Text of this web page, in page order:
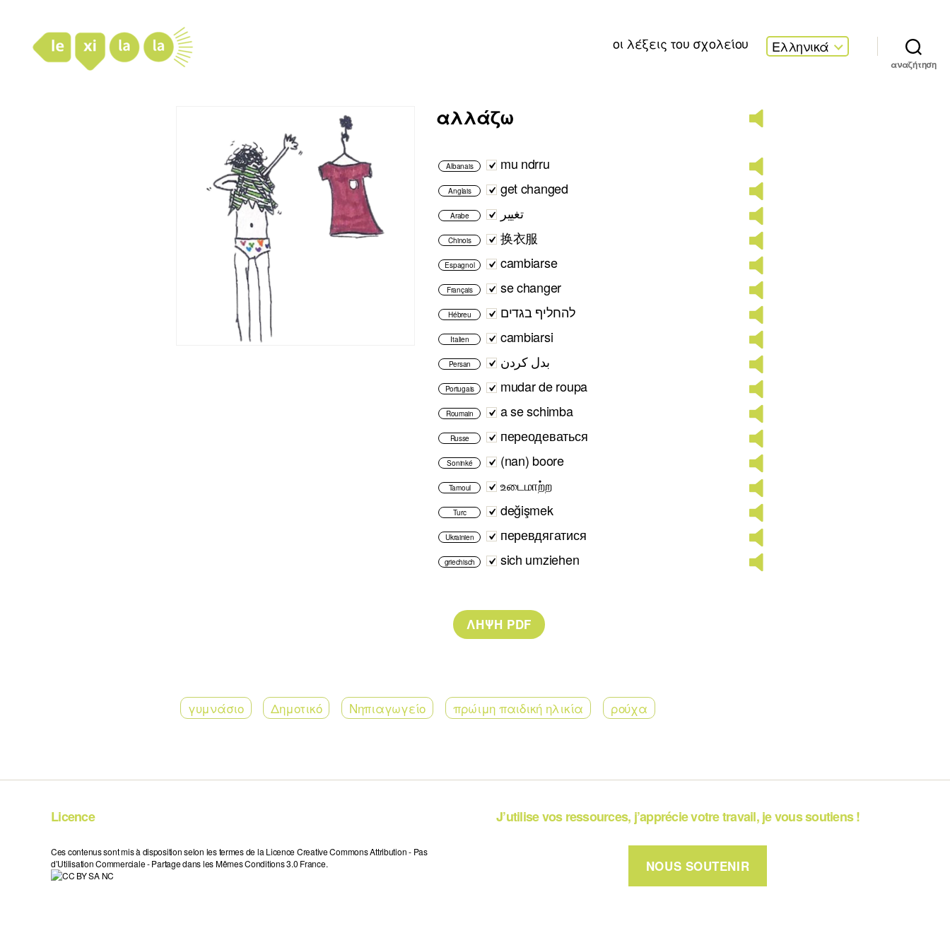
οι λέξεις του σχολείου Ελληνικά
αναζήτηση
αλλάζω
Albanais mu ndrru
Anglais get changed
Arabe تغيير
Chinois 换衣服
Espagnol cambiarse
Français se changer
Hébreu להחליף בגדים
Italien cambiarsi
Persan بدل کردن
Portugais mudar de roupa
Roumain a se schimba
Russe переодеваться
Soninké (nan) boore
Tamoul உடைமாற்ற
Turc değişmek
Ukrainien перевдягатися
griechisch sich umziehen
γυμνάσιο Δημοτικό Νηπιαγωγείο πρώιμη παιδική ηλικία ρούχα
Licence
Ces contenus sont mis à disposition selon les termes de la Licence Creative Commons Attribution - Pas
d’Utilisation Commerciale - Partage dans les Mêmes Conditions 3.0 France.
J’utilise vos ressources, j’apprécie votre travail, je vous soutiens !
NOUS SOUTENIR